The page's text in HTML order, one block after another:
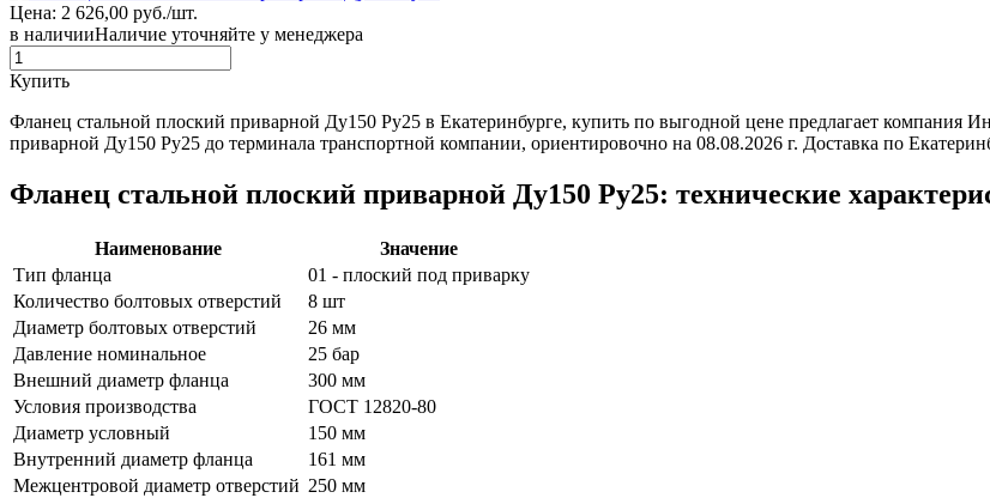
Цена: 2 626,00 руб./шт.
в наличииНаличие уточняйте у менеджера
Купить
Фланец стальной плоский приварной Ду150 Ру25 в Екатеринбурге, купить по выгодной цене предлагает компания
приварной Ду150 Ру25 до терминала транспортной компании, ориентировочно на 08.08.2026 г. Доставка по
Фланец стальной плоский приварной Ду150 Ру25: технические
Наименование
Значение
Тип фланца
01 - плоский под приварку
Количество болтовых отверстий
8 шт
Диаметр болтовых отверстий
26 мм
Давление номинальное
25 бар
Внешний диаметр фланца
300 мм
Условия производства
ГОСТ 12820-80
Диаметр условный
150 мм
Внутренний диаметр фланца
161 мм
Межцентровой диаметр отверстий 250 мм